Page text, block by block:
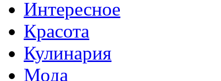
Интересное
Красота
Кулинария
Мода